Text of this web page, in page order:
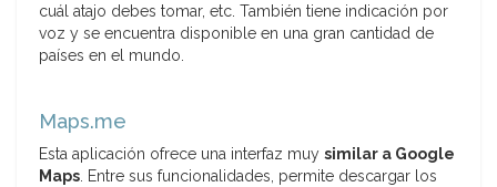
cuál atajo debes tomar, etc. También tiene indicación por
voz y se encuentra disponible en una gran cantidad de
países en el mundo.
Maps.me
Esta aplicación ofrece una interfaz muy similar a Google
Maps. Entre sus funcionalidades, permite descargar los